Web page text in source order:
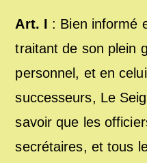
Art. I : Bien informé
traitant de son plein
personnel, et en
successeurs, Le
savoir que les
secrétaires, et tous